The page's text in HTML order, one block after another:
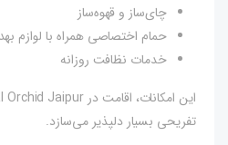
چای‌ساز و قهوه‌ساز
حمام اختصاصی همراه با لوازم
خدمات نظافت روزانه
تفریحی بسیار دلپذیر می‌سازد.